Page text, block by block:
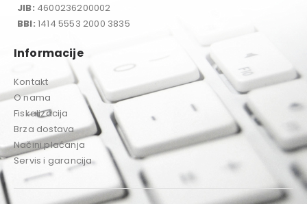
JIB: 4600236200002
BBI: 1414 5553 2000 3835
Informacije
Kontakt
O nama
Fiskalizacija
Brza dostava
Načini plaćanja
Servis i garancija